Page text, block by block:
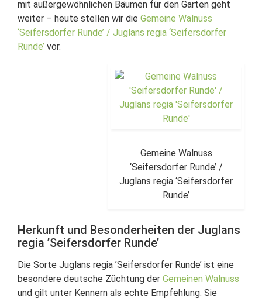
mit außergewöhnlichen Bäumen für den Garten geht
weiter – heute stellen wir die Gemeine Walnuss
‘Seifersdorfer Runde’ / Juglans regia ‘Seifersdorfer
Runde’ vor.
Gemeine Walnuss
‘Seifersdorfer Runde’ /
Juglans regia ‘Seifersdorfer
Runde’
Herkunft und Besonderheiten der Juglans
regia ’Seifersdorfer Runde’
Die Sorte Juglans regia ’Seifersdorfer Runde’ ist eine
besondere deutsche Züchtung der Gemeinen Walnuss
und gilt unter Kennern als echte Empfehlung. Sie